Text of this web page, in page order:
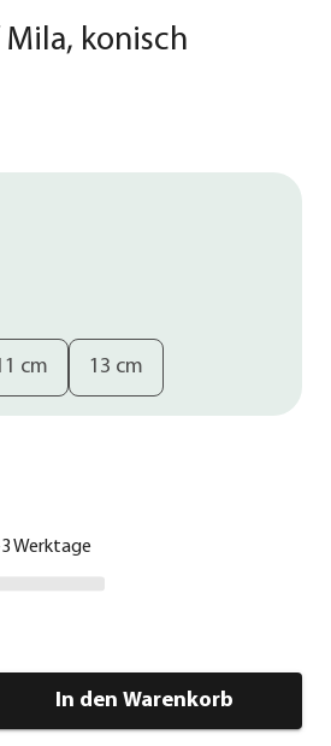
konisch
cm 13 cm
Werktage
In den Warenkorb